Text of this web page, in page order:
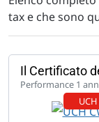
tax e che sono
Il Certificato
Performance 1